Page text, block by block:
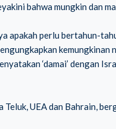
bahwa mungkin dan
apakah perlu bertahun-
kemungkinan
‘damai’ dengan
Teluk, UEA dan Bahrain,